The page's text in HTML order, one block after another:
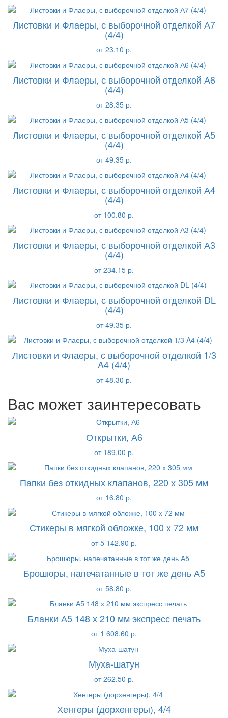
Листовки и Флаеры, с выборочной отделкой А7
(4/4)
от 23.10 р.
Листовки и Флаеры, с выборочной отделкой А6
(4/4)
от 28.35 р.
Листовки и Флаеры, с выборочной отделкой А5
(4/4)
от 49.35 р.
Листовки и Флаеры, с выборочной отделкой А4
(4/4)
от 100.80 р.
Листовки и Флаеры, с выборочной отделкой А3
(4/4)
от 234.15 р.
Листовки и Флаеры, с выборочной отделкой DL
(4/4)
от 49.35 р.
Листовки и Флаеры, с выборочной отделкой 1/3
A4 (4/4)
от 48.30 р.
Вас может заинтересовать
Открытки, А6
от 189.00 р.
Папки без откидных клапанов, 220 х 305 мм
от 16.80 р.
Стикеры в мягкой обложке, 100 x 72 мм
от 5 142.90 р.
Брошюры, напечатанные в тот же день А5
от 58.80 р.
Бланки А5 148 х 210 мм экспресс печать
от 1 608.60 р.
Муха-шатун
от 262.50 р.
Хенгеры (дорхенгеры), 4/4